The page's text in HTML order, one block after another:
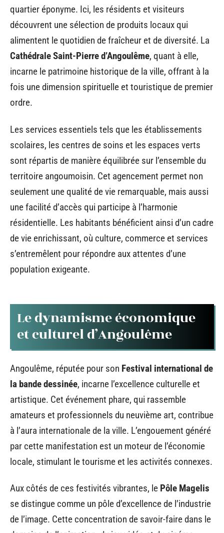
quartier éponyme. Ici, les résidents et visiteurs
découvrent une sélection de produits locaux qui
alimentent le quotidien de fraîcheur et de diversité. La
Cathédrale Saint-Pierre d’Angoulême, quant à elle,
incarne le patrimoine historique de la ville, offrant à la
fois une dimension spirituelle et touristique de premier
ordre.
Les services essentiels tels que les établissements
scolaires, les centres de soins et les espaces verts
sont répartis de manière équilibrée sur l’ensemble du
territoire angoumoisin. Cet agencement permet non
seulement une qualité de vie remarquable, mais aussi
une facilité d’accès qui participe à l’harmonie
résidentielle. Les habitants bénéficient ainsi d’un cadre
de vie enrichissant, où culture, commerce et services
s’entremêlent pour répondre aux attentes d’une
population exigeante.
Le dynamisme économique
et culturel d’Angoulême
Angoulême, réputée pour son Festival international de
la bande dessinée, incarne l’excellence culturelle et
artistique. Cet événement phare, qui rassemble
amateurs et professionnels du neuvième art, contribue
à l’aura internationale de la ville. L’engouement généré
par cette manifestation est un moteur de l’économie
locale, stimulant le tourisme et les activités connexes.
Aux côtés de ces festivités vibrantes, le Pôle Magelis
se distingue comme un pôle d’excellence de l’industrie
de l’image. Cette concentration de savoir-faire dans le